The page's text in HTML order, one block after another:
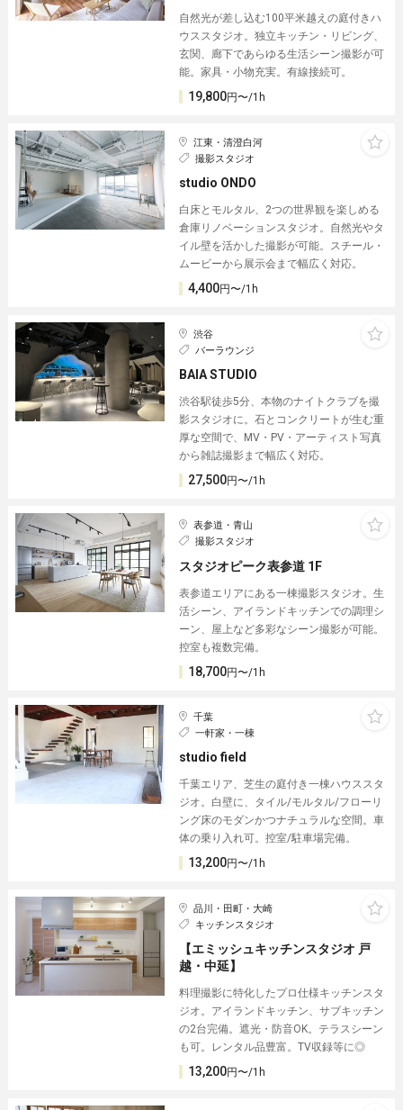
自然光が差し込む100平米越えの庭付きハ
ウススタジオ。独立キッチン・リビング、
玄関、廊下であらゆる生活シーン撮影が可
能。家具・小物充実。有線接続可。
19,800円〜/1h
江東・清澄白河
撮影スタジオ
studio ONDO
白床とモルタル、2つの世界観を楽しめる
倉庫リノベーションスタジオ。自然光やタ
イル壁を活かした撮影が可能。スチール・
ムービーから展示会まで幅広く対応。
4,400円〜/1h
渋谷
バーラウンジ
BAIA STUDIO
渋谷駅徒歩5分、本物のナイトクラブを撮
影スタジオに。石とコンクリートが生む重
厚な空間で、MV・PV・アーティスト写真
から雑誌撮影まで幅広く対応。
27,500円〜/1h
表参道・青山
撮影スタジオ
スタジオピーク表参道 1F
表参道エリアにある一棟撮影スタジオ。生
活シーン、アイランドキッチンでの調理シ
ーン、屋上など多彩なシーン撮影が可能。
控室も複数完備。
18,700円〜/1h
千葉
一軒家・一棟
studio field
千葉エリア、芝生の庭付き一棟ハウススタ
ジオ。白壁に、タイル/モルタル/フローリ
ング床のモダンかつナチュラルな空間。車
体の乗り入れ可。控室/駐車場完備。
13,200円〜/1h
品川・田町・大崎
キッチンスタジオ
【エミッシュキッチンスタジオ 戸
越・中延】
料理撮影に特化したプロ仕様キッチンスタ
ジオ。アイランドキッチン、サブキッチン
の2台完備。遮光・防音OK。テラスシーン
も可。レンタル品豊富。TV収録等に◎
13,200円〜/1h